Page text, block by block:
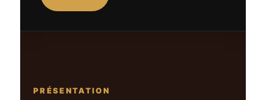
PRÉSENTATION